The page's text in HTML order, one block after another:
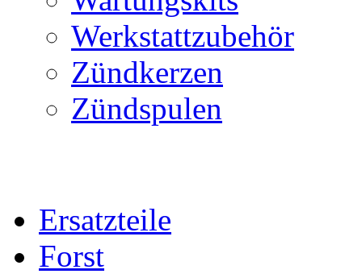
Werkstattzubehör
Zündkerzen
Zündspulen
Ersatzteile
Forst